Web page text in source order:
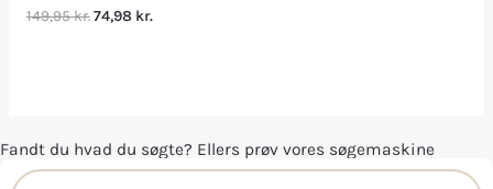
149,95kr.74,98 kr.
Fandt du hvad du søgte? Ellers prøv vores søgemaskine